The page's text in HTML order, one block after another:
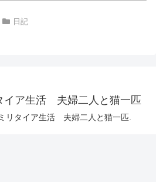
日記
イア生活 夫婦二人と猫一匹
リタイア生活 夫婦二人と猫一匹.